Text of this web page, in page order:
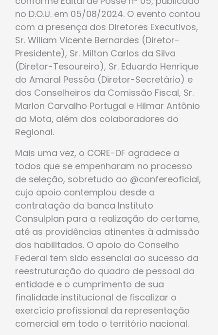
no D.O.U. em 05/08/2024. O evento contou
com a presença dos Diretores Executivos,
Sr. Wiliam Vicente Bernardes (Diretor-
Presidente), Sr. Milton Carlos da Silva
(Diretor-Tesoureiro), Sr. Eduardo Henrique
do Amaral Pessôa (Diretor-Secretário) e
dos Conselheiros da Comissão Fiscal, Sr.
Marlon Carvalho Portugal e Hilmar Antônio
da Mota, além dos colaboradores do
Regional.
Mais uma vez, o CORE-DF agradece a
todos que se empenharam no processo
de seleção, sobretudo ao @confereoficial,
cujo apoio contemplou desde a
contratação da banca Instituto
Consulplan para a realização do certame,
até as providências atinentes à admissão
dos habilitados. O apoio do Conselho
Federal tem sido essencial ao sucesso da
reestruturação do quadro de pessoal da
entidade e o cumprimento de sua
finalidade institucional de fiscalizar o
exercício profissional da representação
comercial em todo o território nacional.